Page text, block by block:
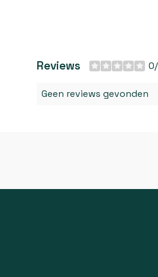
Reviews
Geen reviews gevonden